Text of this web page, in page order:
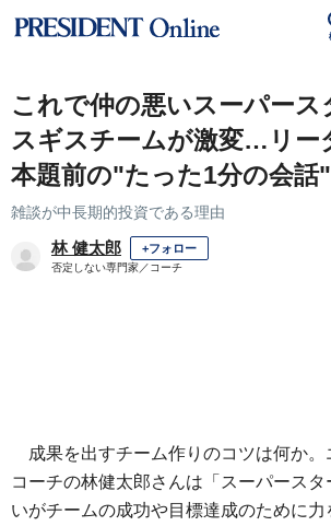
これで仲の悪いスーパース
スギスチームが激変…リー
本題前の"たった1分の会話"
雑談が中長期的投資である理由
林 健太郎 +フォロー
否定しない専門家／コーチ
成果を出すチーム作りのコツは何か。
コーチの林健太郎さんは「スーパース
いがチームの成功や目標達成のために